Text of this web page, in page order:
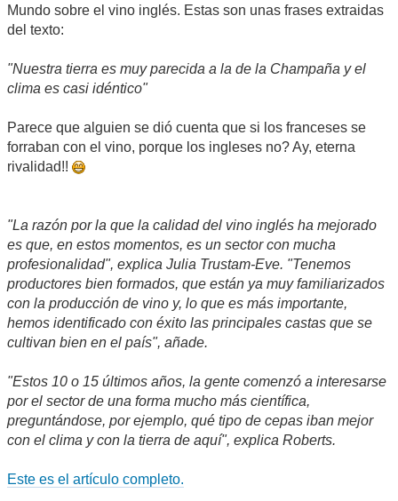
Mundo sobre el vino inglés. Estas son unas frases extraidas
del texto:
"Nuestra tierra es muy parecida a la de la Champaña y el
clima es casi idéntico"
Parece que alguien se dió cuenta que si los franceses se
forraban con el vino, porque los ingleses no? Ay, eterna
rivalidad!!
"La razón por la que la calidad del vino inglés ha mejorado
es que, en estos momentos, es un sector con mucha
profesionalidad", explica Julia Trustam-Eve. "Tenemos
productores bien formados, que están ya muy familiarizados
con la producción de vino y, lo que es más importante,
hemos identificado con éxito las principales castas que se
cultivan bien en el país", añade.
"Estos 10 o 15 últimos años, la gente comenzó a interesarse
por el sector de una forma mucho más científica,
preguntándose, por ejemplo, qué tipo de cepas iban mejor
con el clima y con la tierra de aquí", explica Roberts.
Este es el artículo completo.